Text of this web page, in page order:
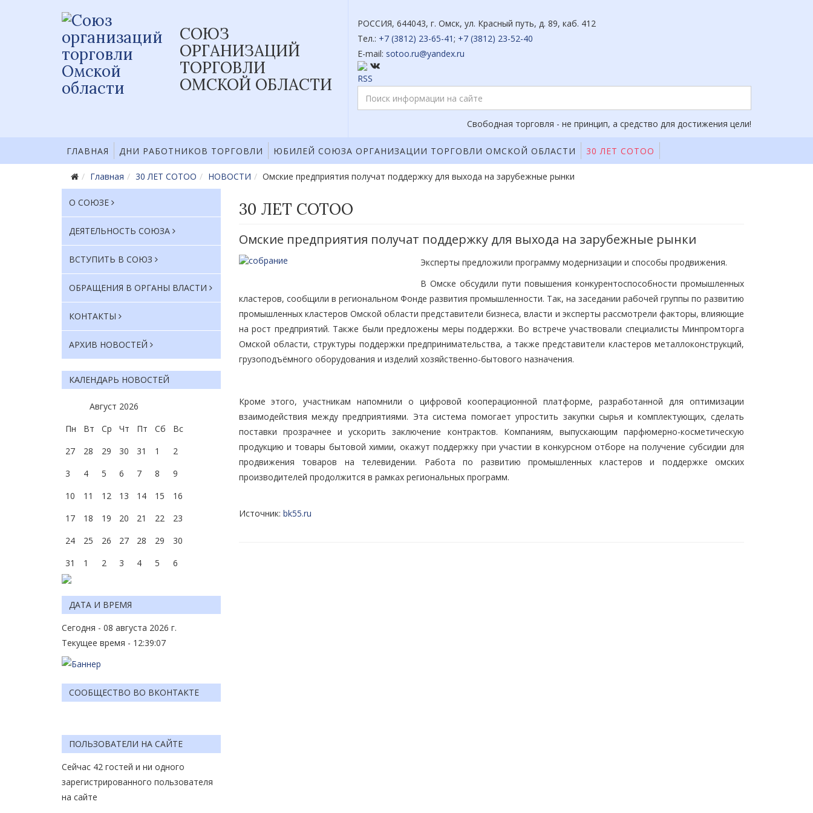
СОЮЗ
ОРГАНИЗАЦИЙ
ТОРГОВЛИ
ОМСКОЙ ОБЛАСТИ
РОССИЯ, 644043, г. Омск, ул. Красный путь, д. 89, каб. 412
Тел.: +7 (3812) 23-65-41; +7 (3812) 23-52-40
E-mail: sotoo.ru@yandex.ru
Свободная торговля - не принцип, а средство для достижения цели!
ГЛАВНАЯ ДНИ РАБОТНИКОВ ТОРГОВЛИ ЮБИЛЕЙ СОЮЗА ОРГАНИЗАЦИИ ТОРГОВЛИ ОМСКОЙ ОБЛАСТИ 30 ЛЕТ СОТОО
Главная 30 ЛЕТ СОТОО НОВОСТИ Омские предприятия получат поддержку для выхода на зарубежные рынки
О СОЮЗЕ
ДЕЯТЕЛЬНОСТЬ СОЮЗА
ВСТУПИТЬ В СОЮЗ
ОБРАЩЕНИЯ В ОРГАНЫ ВЛАСТИ
КОНТАКТЫ
АРХИВ НОВОСТЕЙ
КАЛЕНДАРЬ НОВОСТЕЙ
Август 2026
Пн
Вт Ср Чт Пт Сб
Вс
27
28 29 30 31 1
2
3
4 5 6 7 8
9
10
11 12 13 14 15
16
17
18 19 20 21 22
23
24
25 26 27 28 29
30
31
1 2 3 4 5 6
ДАТА И ВРЕМЯ
Сегодня - 08 августа 2026 г.
Текущее время - 12:39:07
СООБЩЕСТВО ВО ВКОНТАКТЕ
ПОЛЬЗОВАТЕЛИ НА САЙТЕ
Сейчас 42 гостей и ни одного
зарегистрированного пользователя
на сайте
30 ЛЕТ СОТОО
Омские предприятия получат поддержку для выхода на зарубежные рынки
Эксперты предложили программу модернизации и способы продвижения.
В Омске обсудили пути повышения конкурентоспособности промышленных
кластеров, сообщили в региональном Фонде развития промышленности. Так, на заседании рабочей группы по развитию
промышленных кластеров Омской области представители бизнеса, власти и эксперты рассмотрели факторы, влияющие
на рост предприятий. Также были предложены меры поддержки. Во встрече участвовали специалисты Минпромторга
Омской области, структуры поддержки предпринимательства, а также представители кластеров металлоконструкций,
грузоподъёмного оборудования и изделий хозяйственно-бытового назначения.
Кроме этого, участникам напомнили о цифровой кооперационной платформе, разработанной для оптимизации
взаимодействия между предприятиями. Эта система помогает упростить закупки сырья и комплектующих, сделать
поставки прозрачнее и ускорить заключение контрактов. Компаниям, выпускающим парфюмерно-косметическую
продукцию и товары бытовой химии, окажут поддержку при участии в конкурсном отборе на получение субсидии для
продвижения товаров на телевидении. Работа по развитию промышленных кластеров и поддержке омских
производителей продолжится в рамках региональных программ.
Источник: bk55.ru